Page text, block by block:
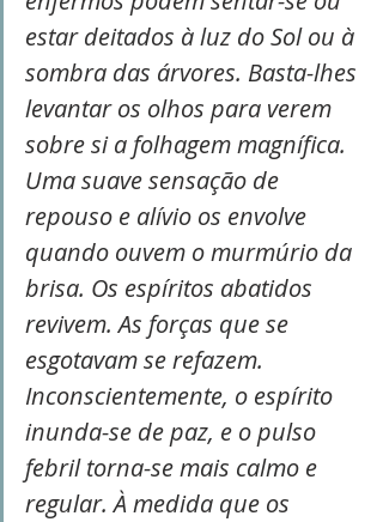
estar deitados à luz do Sol ou à
sombra das árvores. Basta-lhes
levantar os olhos para verem
sobre si a folhagem magnífica.
Uma suave sensação de
repouso e alívio os envolve
quando ouvem o murmúrio da
brisa. Os espíritos abatidos
revivem. As forças que se
esgotavam se refazem.
Inconscientemente, o espírito
inunda-se de paz, e o pulso
febril torna-se mais calmo e
regular. À medida que os